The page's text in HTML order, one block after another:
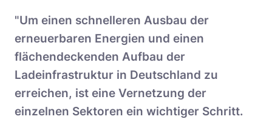
"Um einen schnelleren Ausbau der
erneuerbaren Energien und einen
flächendeckenden Aufbau der
Ladeinfrastruktur in Deutschland zu
erreichen, ist eine Vernetzung der
einzelnen Sektoren ein wichtiger Schritt.